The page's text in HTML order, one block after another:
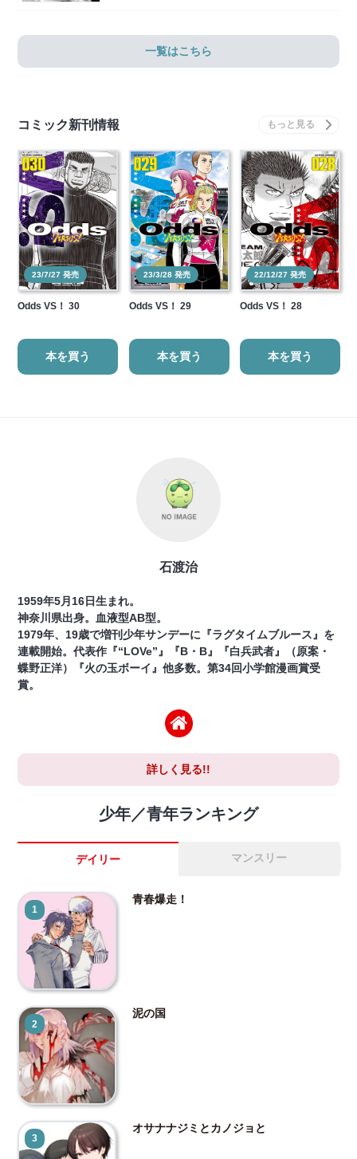
一覧はこちら
コミック新刊情報
23/7/27 発売
Odds VS！ 30
本を買う
23/3/28 発売
Odds VS！ 29
本を買う
22/12/27 発売
Odds VS！ 28
本を買う
石渡治
1959年5月16日生まれ。
神奈川県出身。血液型AB型。
1979年、19歳で増刊少年サンデーに『ラグタイムブルース』を
連載開始。代表作『“LOVe”』『B・B』『白兵武者』（原案・
蝶野正洋）『火の玉ボーイ』他多数。第34回小学館漫画賞受
賞。
詳しく見る!!
少年／青年ランキング
デイリー マンスリー
1
青春爆走！
2
泥の国
3
オサナナジミとカノジョと